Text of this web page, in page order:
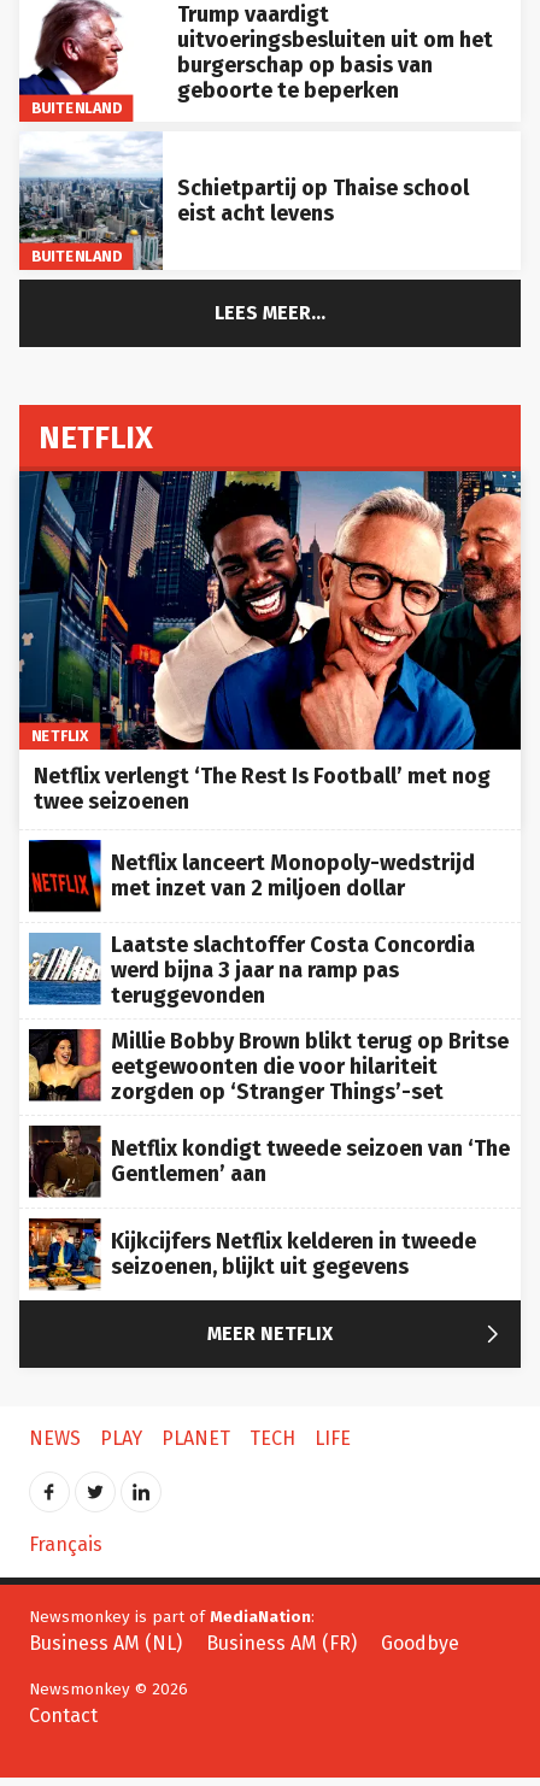
BUITENLAND
Trump vaardigt
uitvoeringsbesluiten uit om het
burgerschap op basis van
geboorte te beperken
BUITENLAND
Schietpartij op Thaise school
eist acht levens
LEES MEER...
NETFLIX
NETFLIX
Netflix verlengt ‘The Rest Is Football’ met nog
twee seizoenen
Netflix lanceert Monopoly-wedstrijd
met inzet van 2 miljoen dollar
Laatste slachtoffer Costa Concordia
werd bijna 3 jaar na ramp pas
teruggevonden
Millie Bobby Brown blikt terug op Britse
eetgewoonten die voor hilariteit
zorgden op ‘Stranger Things’-set
Netflix kondigt tweede seizoen van ‘The
Gentlemen’ aan
Kijkcijfers Netflix kelderen in tweede
seizoenen, blijkt uit gegevens
MEER NETFLIX 
NEWS PLAY PLANET TECH LIFE
Français
Newsmonkey is part ofMediaNation:
Business AM (NL) Business AM (FR) Goodbye
Newsmonkey © 2026
Contact